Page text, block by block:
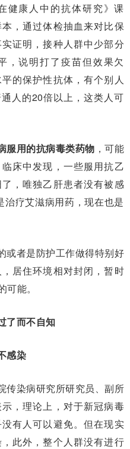
健康人中的抗体研究》课
，通过体检抽血来对比保
证明，接种人群中少部分
，说明打了疫苗但效果欠
的保护性抗体，有个别人
人的20倍以上，这类人可
服用的抗病毒类药物 ，可能
床中发现，一些服用抗乙
，唯独乙肝患者没有被感
治疗艾滋病用药，现在也是
或者是防护工作做得特别好
居住环境相对封闭，暂时
能。
了而不自知
感染
传染病研究所研究员、副所
，理论上，对于新冠病毒
有人可以避免。但在现实
此外，整个人群没有进行